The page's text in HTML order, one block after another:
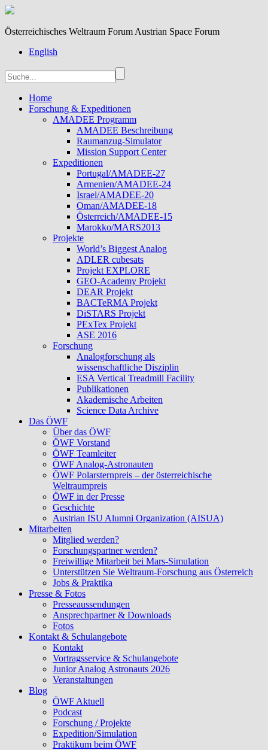
Österreichisches Weltraum Forum Austrian Space Forum
English
Home
Forschung & Expeditionen
AMADEE Programm
AMADEE Beschreibung
Raumanzug-Simulator
Mission Support Center
Expeditionen
Portugal/AMADEE-27
Armenien/AMADEE-24
Israel/AMADEE-20
Oman/AMADEE-18
Österreich/AMADEE-15
Marokko/MARS2013
Projekte
World’s Biggest Analog
ADLER cubesats
Projekt EXPLORE
GEO-Academy Projekt
DEAR Projekt
BACTeRMA Projekt
DiSTARS Projekt
PExTex Projekt
ASE 2016
Forschung
Analogforschung als
wissenschaftliche Disziplin
ESA Vertical Treadmill Facility
Publikationen
Akademische Arbeiten
Science Data Archive
Das ÖWF
Über das ÖWF
ÖWF Vorstand
ÖWF Teamleiter
ÖWF Analog-Astronauten
ÖWF Polarsternpreis – der österreichische
Weltraumpreis
ÖWF in der Presse
Geschichte
Austrian ISU Alumni Organization (AISUA)
Mitarbeiten
Mitglied werden?
Forschungspartner werden?
Freiwillige Mitarbeit bei Mars-Simulation
Unterstützen Sie Weltraum-Forschung aus Österreich
Jobs & Praktika
Presse & Fotos
Presseaussendungen
Ansprechpartner & Downloads
Fotos
Kontakt & Schulangebote
Kontakt
Vortragsservice & Schulangebote
Junior Analog Astronauts 2026
Veranstaltungen
Blog
ÖWF Aktuell
Podcast
Forschung / Projekte
Expedition/Simulation
Praktikum beim ÖWF